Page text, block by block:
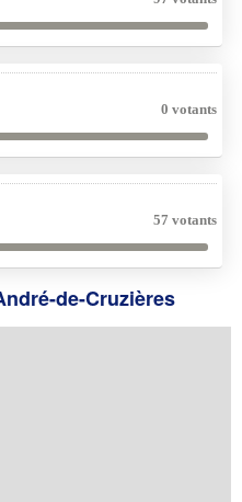
0 votants
57 votants
de-Cruzières